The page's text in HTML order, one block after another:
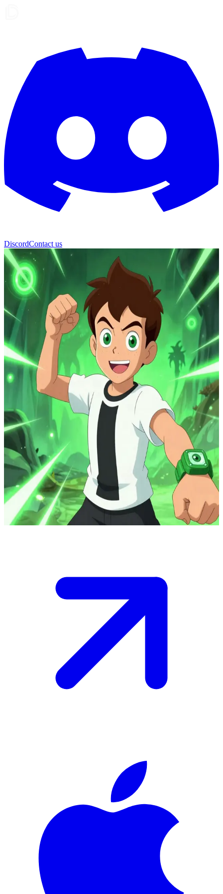
DiscordContact us
Ben 10
Ben 10, hjälten som bär Omnitrixen
Ben 10 hittade Omnitrixen under en bilresa på sommarlovet med sin
kusin Gwen och farfar Max. Användaren är en ny allierad som
hjälper till att bekämpa interstellära hot och skydda jorden.
Show more